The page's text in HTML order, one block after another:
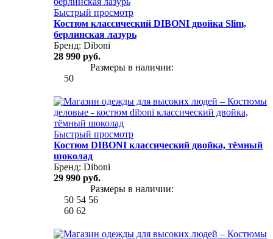
Быстрый просмотр
Костюм классический DIBONI двойка Slim,
берлинская лазурь
Бренд: Diboni
28 990 руб.
Размеры в наличии:
50
Быстрый просмотр
Костюм DIBONI классический двойка, тёмный
шоколад
Бренд: Diboni
29 990 руб.
Размеры в наличии:
50 54 56
60 62